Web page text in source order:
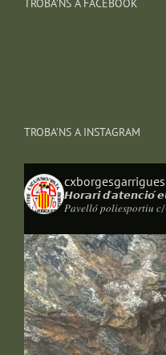
TROBA’NS A FACEBOOK
TROBA’NS A INSTAGRAM
cxborgesgarrigues
𝙃𝙤𝙧𝙖𝙧𝙞 𝙙'𝙖𝙩𝙚𝙣𝙘𝙞𝙤́
𝑃𝑎𝑣𝑒𝑙𝑙𝑜́ 𝑝𝑜𝑙𝑖𝑒𝑠𝑝𝑜𝑟𝑡𝑖𝑢